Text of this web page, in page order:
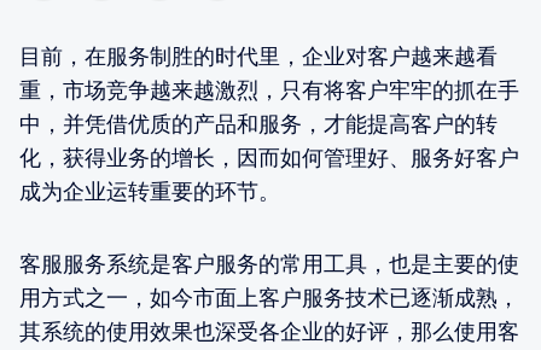
目前，在服务制胜的时代里，企业对客户越来越看
重，市场竞争越来越激烈，只有将客户牢牢的抓在手
中，并凭借优质的产品和服务，才能提高客户的转
化，获得业务的增长，因而如何管理好、服务好客户
成为企业运转重要的环节。
客服服务系统是客户服务的常用工具，也是主要的使
用方式之一，如今市面上客户服务技术已逐渐成熟，
其系统的使用效果也深受各企业的好评，那么使用客